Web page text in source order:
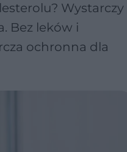
Wystarczy
Bez leków i
ochronna dla